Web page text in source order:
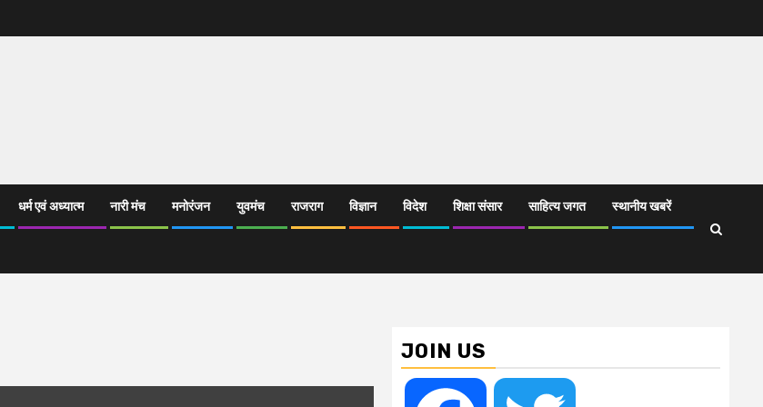
धर्म एवं अध्यात्म नारी मंच मनोरंजन युवमंच राजराग विज्ञान विदेश शिक्षा संसार साहित्य जगत स्थानीय खबरें
JOIN US